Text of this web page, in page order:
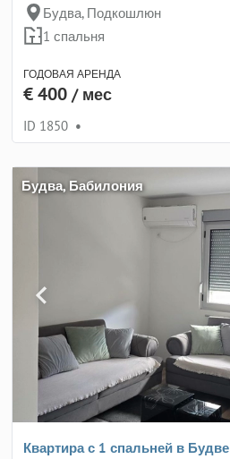
Будва, Подкошлюн
1 спальня
ГОДОВАЯ АРЕНДА
€ 400 / мес
ID 1850 •
Будва, Бабилония
Квартира с 1 спальней в Будве